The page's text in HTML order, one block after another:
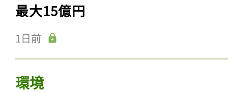
最大15億円
1日前
環境